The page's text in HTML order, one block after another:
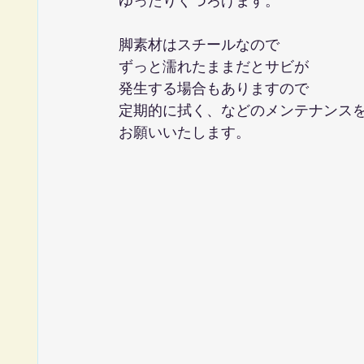
脚素材はスチールなので
ずっと濡れたままだとサビが
発生する場合もありますので
定期的に拭く、などのメンテナンス
お願いいたします。